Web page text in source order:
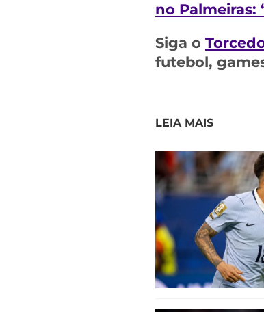
no Palmeiras:
Siga o
futebol,
LEIA MAIS